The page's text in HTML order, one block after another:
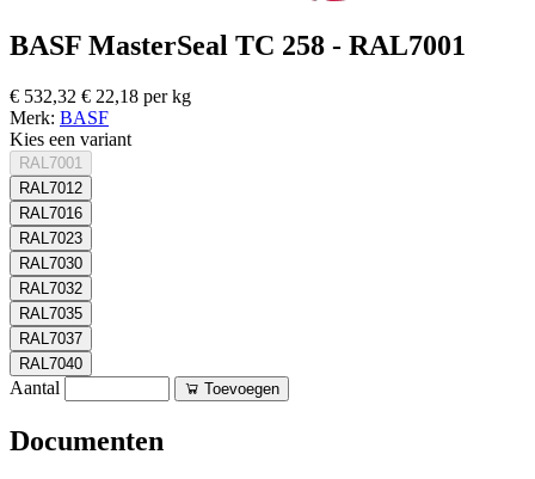
BASF MasterSeal TC 258 - RAL7001
€ 532,32 € 22,18 per kg
Merk: BASF
Kies een variant
RAL7001
RAL7012
RAL7016
RAL7023
RAL7030
RAL7032
RAL7035
RAL7037
RAL7040
Aantal Toevoegen
Documenten